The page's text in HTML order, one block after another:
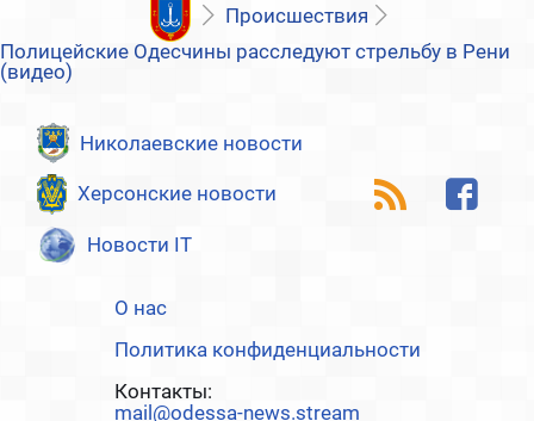
Происшествия
Полицейские Одесчины расследуют стрельбу в Рени
(видео)
Николаевские новости
Херсонские новости
Новости IT
О нас
Политика конфиденциальности
Контакты:
mail@odessa-news.stream